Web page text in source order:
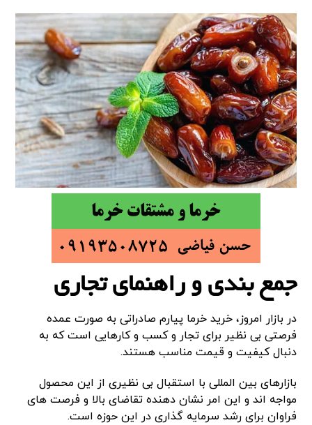
جمع بندی و راهنمای تجاری
در بازار امروز، خرید خرما پیارم صادراتی به صورت عمده
فرصتی بی نظیر برای تجار و کسب و کارهایی است که به
دنبال کیفیت و قیمت مناسب هستند.
بازارهای بین المللی با استقبال بی نظیری از این محصول
مواجه اند و این امر نشان دهنده تقاضای بالا و فرصت های
فراوان برای رشد سرمایه گذاری در این حوزه است.